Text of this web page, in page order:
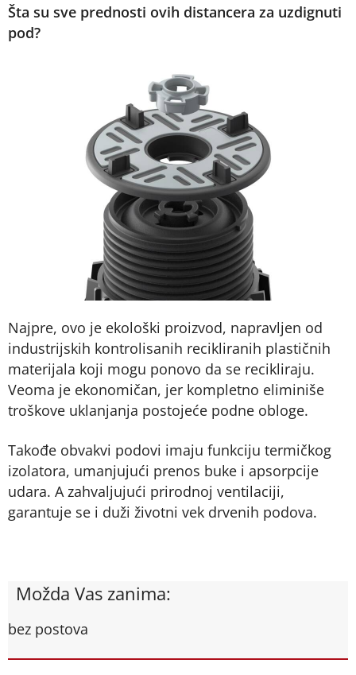
Šta su sve prednosti ovih distancera za uzdignuti
pod?
Najpre, ovo je ekološki proizvod, napravljen od
industrijskih kontrolisanih recikliranih plastičnih
materijala koji mogu ponovo da se recikliraju.
Veoma je ekonomičan, jer kompletno eliminiše
troškove uklanjanja postojeće podne obloge.
Takođe obvakvi podovi imaju funkciju termičkog
izolatora, umanjujući prenos buke i apsorpcije
udara. A zahvaljujući prirodnoj ventilaciji,
garantuje se i duži životni vek drvenih podova.
Možda Vas zanima:
bez postova